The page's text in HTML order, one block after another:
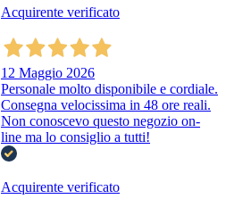
Acquirente verificato
12 Maggio 2026
Personale molto disponibile e cordiale.
Consegna velocissima in 48 ore reali.
Non conoscevo questo negozio on-
line ma lo consiglio a tutti!
Acquirente verificato